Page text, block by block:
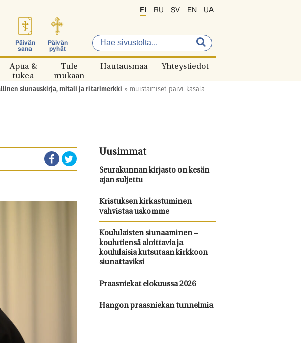
Päivän
sana
Päivän
pyhät
FI RU SV EN UA
Apua &
tukea
Tule
mukaan
Hautausmaa Yhteystiedot
siunauskirja, mitali ja ritarimerkki » muistamiset-paivi-kasala-
Uusimmat
Seurakunnan kirjasto on kesän
ajan suljettu
Kristuksen kirkastuminen
vahvistaa uskomme
Koululaisten siunaaminen –
koulutiensä aloittavia ja
koululaisia kutsutaan kirkkoon
siunattaviksi
Praasniekat elokuussa 2026
Hangon praasniekan tunnelmia